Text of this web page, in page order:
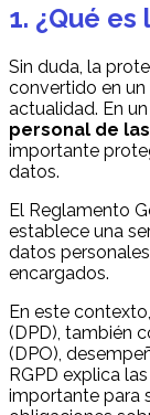
1. ¿Qué
Sin duda, la
convertido en
actualidad. En
personal de
importante
datos.
El Reglamento
establece una
datos
encargados.
En este
(DPD), también
(DPO),
RGPD explica
importante para